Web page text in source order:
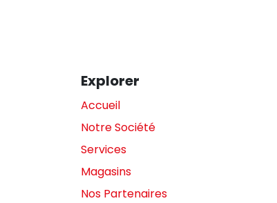
Explorer
Accueil
Notre Société
Services
Magasins
Nos Partenaires